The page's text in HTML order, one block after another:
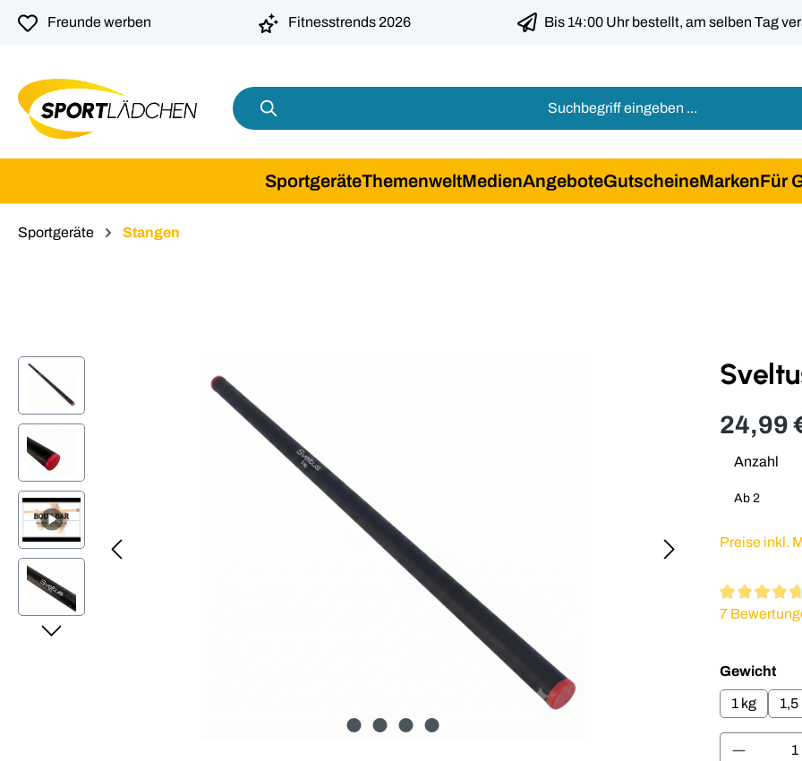
Zur Hauptnavigation springen
Freunde werben Fitnesstrends 2026 Bis 14:00 Uhr bestellt, am selben Tag
SportgeräteThemenweltMedienAngeboteGutscheineMarkenFür
Sportgeräte Stangen
Bildergalerie überspringen
24,99
Anzahl
Ab 2
Preise inkl.
7
Gewicht
1 kg 1,5